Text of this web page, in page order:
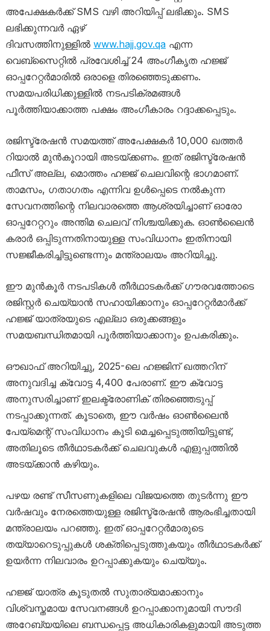
അപേക്ഷകർക്ക് SMS വഴി അറിയിപ്പ് ലഭിക്കും. SMS
ലഭിക്കുന്നവർ ഏഴ്
ദിവസത്തിനുള്ളിൽ www.hajj.gov.qaഎന്ന
വെബ്‌സൈറ്റിൽ പ്രവേശിച്ച് 24 അംഗീകൃത ഹജ്ജ്
ഓപ്പറേറ്റർമാരിൽ ഒരാളെ തിരഞ്ഞെടുക്കണം.
സമയപരിധിക്കുള്ളിൽ നടപടിക്രമങ്ങൾ
പൂർത്തിയാക്കാത്ത പക്ഷം അംഗീകാരം റദ്ദാക്കപ്പെടും.
രജിസ്ട്രേഷൻ സമയത്ത് അപേക്ഷകർ 10,000 ഖത്തർ
റിയാൽ മുൻകൂറായി അടയ്ക്കണം. ഇത് രജിസ്ട്രേഷൻ
ഫീസ് അല്ല, മൊത്തം ഹജ്ജ് ചെലവിന്റെ ഭാഗമാണ്.
താമസം, ഗതാഗതം എന്നിവ ഉൾപ്പെടെ നൽകുന്ന
സേവനത്തിന്റെ നിലവാരത്തെ ആശ്രയിച്ചാണ് ഓരോ
ഓപ്പറേറ്ററും അന്തിമ ചെലവ് നിശ്ചയിക്കുക. ഓൺലൈൻ
കരാർ ഒപ്പിടുന്നതിനായുള്ള സംവിധാനം ഇതിനായി
സജ്ജീകരിച്ചിട്ടുണ്ടെന്നും മന്ത്രാലയം അറിയിച്ചു.
ഈ മുൻകൂർ നടപടികൾ തീർഥാടകർക്ക് ഗൗരവത്തോടെ
രജിസ്റ്റർ ചെയ്യാൻ സഹായിക്കാനും ഓപ്പറേറ്റർമാർക്ക്
ഹജ്ജ് യാത്രയുടെ എല്ലാ ഒരുക്കങ്ങളും
സമയബന്ധിതമായി പൂർത്തിയാക്കാനും ഉപകരിക്കും.
ഔഖാഫ് അറിയിച്ചു, 2025-ലെ ഹജ്ജിന് ഖത്തറിന്
അനുവദിച്ച ക്വോട്ട 4,400 പേരാണ്. ഈ ക്വോട്ട
അനുസരിച്ചാണ് ഇലക്ട്രോണിക് തിരഞ്ഞെടുപ്പ്
നടപ്പാക്കുന്നത്. കൂടാതെ, ഈ വർഷം ഓൺലൈൻ
പേയ്‌മെന്റ് സംവിധാനം കൂടി മെച്ചപ്പെടുത്തിയിട്ടുണ്ട്,
അതിലൂടെ തീർഥാടകർക്ക് ചെലവുകൾ എളുപ്പത്തിൽ
അടയ്ക്കാൻ കഴിയും.
പഴയ രണ്ട് സീസണുകളിലെ വിജയത്തെ തുടർന്നു ഈ
വർഷവും നേരത്തെയുള്ള രജിസ്ട്രേഷൻ ആരംഭിച്ചതായി
മന്ത്രാലയം പറഞ്ഞു. ഇത് ഓപ്പറേറ്റർമാരുടെ
തയ്യാറെടുപ്പുകൾ ശക്തിപ്പെടുത്തുകയും തീർഥാടകർക്ക്
ഉയർന്ന നിലവാരം ഉറപ്പാക്കുകയും ചെയ്യും.
ഹജ്ജ് യാത്ര കൂടുതൽ സുതാര്യമാക്കാനും
വിശ്വസ്തമായ സേവനങ്ങൾ ഉറപ്പാക്കാനുമായി സൗദി
അറേബ്യയിലെ ബന്ധപ്പെട്ട അധികാരികളുമായി അടുത്ത